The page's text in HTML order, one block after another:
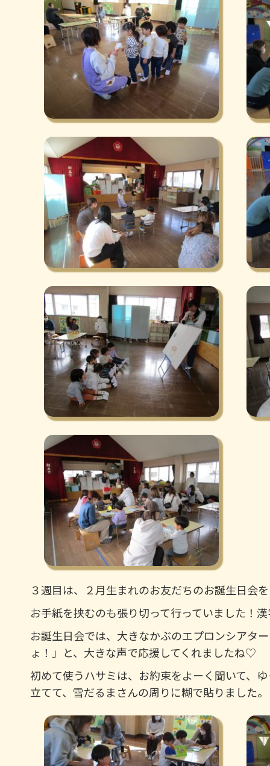
３週目は、２月生まれのお友だちのお誕生日会
お手紙を挟むのも張り切って行っていました！
お誕生日会では、大きなかぶのエプロンシアタ
ょ！」と、大きな声で応援してくれましたね♡
初めて使うハサミは、お約束をよーく聞いて、
立てて、雪だるまさんの周りに糊で貼りました。